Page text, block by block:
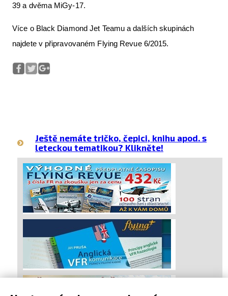
39 a dvěma MiGy-17.
Více o Black Diamond Jet Teamu a dalších skupinách
najdete v připravovaném Flying Revue 6/2015.
Ještě nemáte tričko, čepici, knihu apod. s
leteckou tematikou? Klikněte!